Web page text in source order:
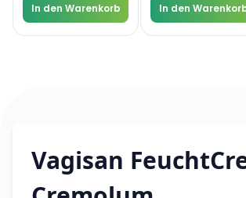
In den Warenkorb In den
Vagisan